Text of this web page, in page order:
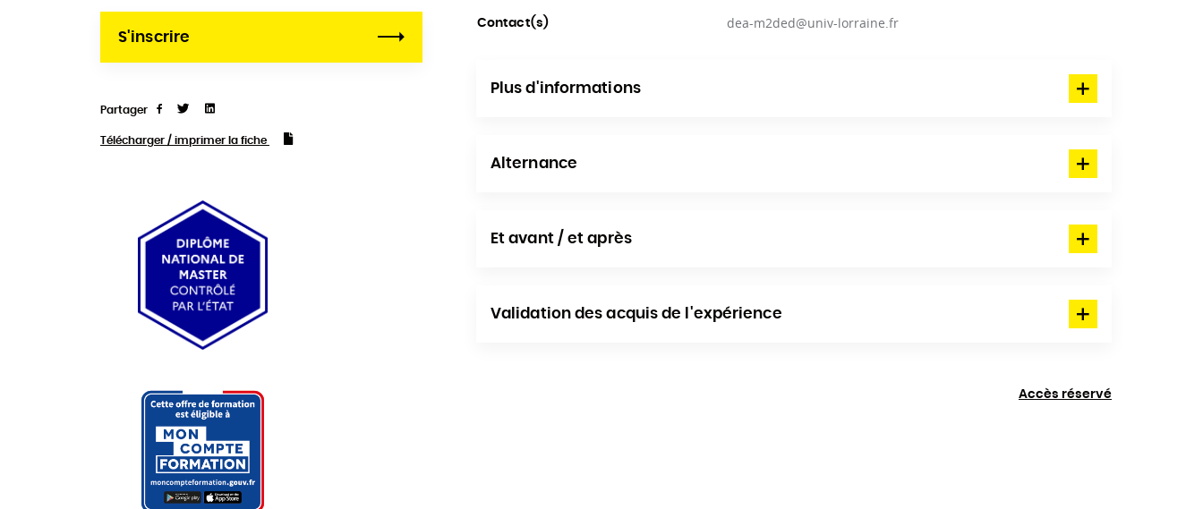
S'inscrire
Partager Partager
TweetLinkedin
Télécharger / imprimer la fiche
Contact(s) dea-m2ded@univ-lorraine.fr
Plus d'informations
Alternance
Et avant / et après
Validation des acquis de l'expérience
Accès réservé